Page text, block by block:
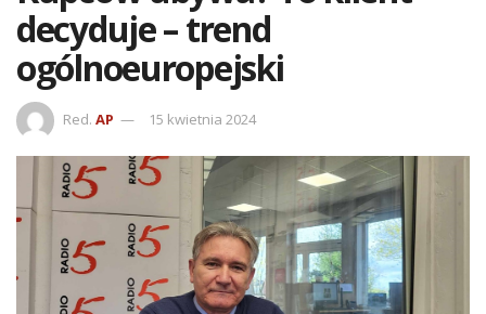
decyduje – trend
ogólnoeuropejski
Red. AP 15 kwietnia 2024